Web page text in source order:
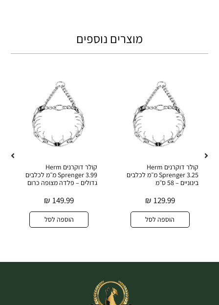
מוצרים נוספים
קולר דוקרנים Herm
Sprenger 3.25 מ״מ לכלבים
בינוניים – 58 ס״מ
129.99
₪
הוספה לסל
קולר דוקרנים Herm
Sprenger 3.99 מ״מ לכלבים
גדולים – פלדה מצופה כרום
149.99
₪
הוספה לסל